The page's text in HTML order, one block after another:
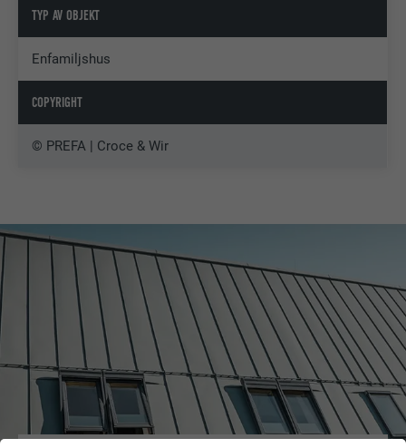
TYP AV OBJEKT
Enfamiljshus
COPYRIGHT
© PREFA | Croce & Wir